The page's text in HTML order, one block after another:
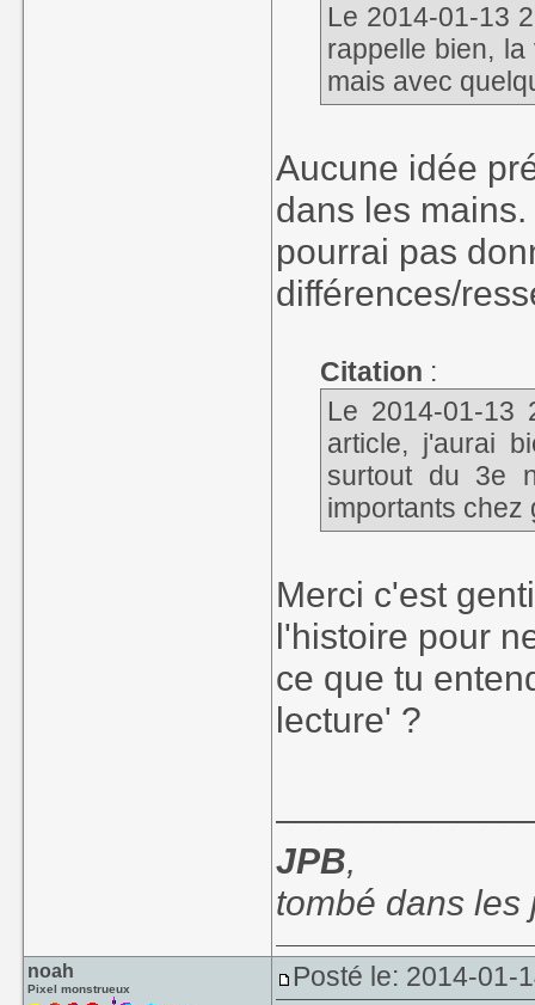
Le 2014-01-13
rappelle bien,
mais avec
Aucune idée
dans les
pourrai pas
différences/
Citation :
Le 2014-01-13
article, j'aurai
surtout du 3e
importants chez
Merci c'est
l'histoire pour
ce que tu
lecture' ?
JPB,
tombé dans les
noah
Pixel monstrueux Posté le: 2014-01-